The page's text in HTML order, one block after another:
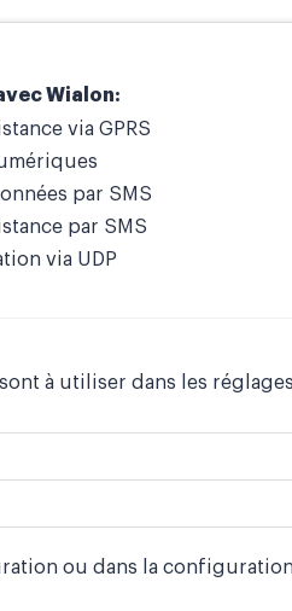
Wialon:
via GPRS
par SMS
par SMS
via UDP
à utiliser dans les
ou dans la